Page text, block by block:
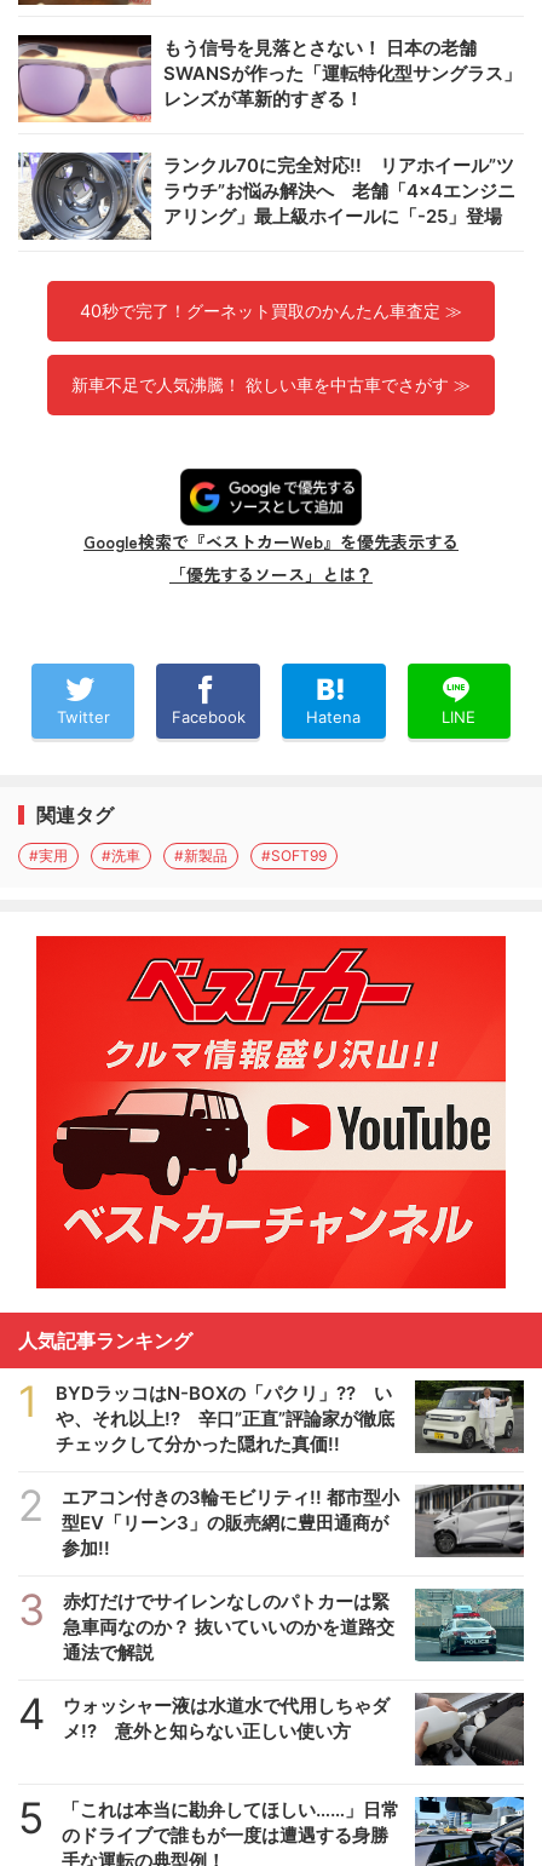
もう信号を見落とさない！ 日本の老舗
SWANSが作った「運転特化型サングラス」
レンズが革新的すぎる！
ランクル70に完全対応!! リアホイール”ツ
ラウチ”お悩み解決へ 老舗「4×4エンジニ
アリング」最上級ホイールに「-25」登場
40秒で完了！グーネット買取のかんたん車査定 ≫
新車不足で人気沸騰！ 欲しい車を中古車でさがす ≫
Google検索で『ベストカーWeb』を優先表示する
「優先するソース」とは？
Twitter Facebook Hatena LINE
関連タグ
#実用 #洗車 #新製品 #SOFT99
人気記事ランキング
1
BYDラッコはN-BOXの「パクリ」?? い
や、それ以上!? 辛口”正直”評論家が徹底
チェックして分かった隠れた真価!!
2
エアコン付きの3輪モビリティ!! 都市型小
型EV「リーン3」の販売網に豊田通商が
参加!!
3
赤灯だけでサイレンなしのパトカーは緊
急車両なのか？ 抜いていいのかを道路交
通法で解説
4
ウォッシャー液は水道水で代用しちゃダ
メ!? 意外と知らない正しい使い方
5
「これは本当に勘弁してほしい……」日常
のドライブで誰もが一度は遭遇する身勝
手な運転の典型例！